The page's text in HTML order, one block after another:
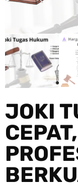
JOKI
CEPAT,